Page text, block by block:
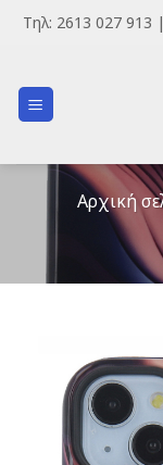
SkipΤηλ: 2613 027 913
Αρχική